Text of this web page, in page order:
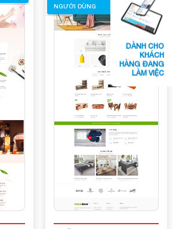
NGƯỜI DÙNG
DÀNH CHO
KHÁCH
HÀNG ĐANG
LÀM VIỆC